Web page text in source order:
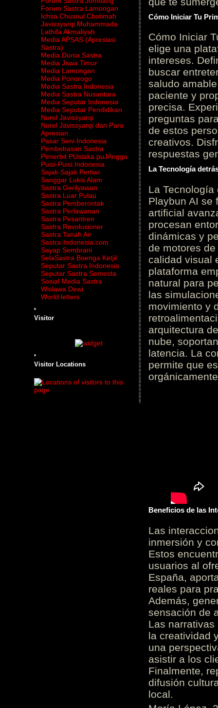
Forum Sastra Lamongan
Ichsa Chusnul Chotimah
Javissyarqi Muhammada
Lathifa Akmaliyah
Media APSAS (Apresiasi
Sastra)
Media Dunia Sastra
Media Jawa Timur
Media Lamongan
Media Ponorogo
Media Sastra Indonesia
Media Sastra Nusantara
Media Seputar Indonesia
Media Seputar Pendidikan
Nurel Javissyarqi
Nurel Javissyarqi dan Para
Apresian
Pasar Seni Indonesia
Pembebasan Sastra
Penerbit PUstaka puJAngga
Puisi-Puisi Indonesia
Sajak-Sajak Pertiwi
Sanggar Lukis Alam
Sastra Gerilyawan
Sastra Luar Pulau
Sastra Pemberontak
Sastra Perlawanan
Sastra Pesantren
Sastra Revolusioner
Sastra Tanah Air
Sastra-Indonesia.com
Sayap Sembrani
SelaSastra Boenga Ketjil
Seputar Sastra Indonesia
Seputar Sastra Semesta
Sosial Media Sastra
Wislawa Dewi
World letters
Visitor
Visitor Locations
Cómo Iniciar Tu
Cómo Iniciar
elige una
intereses.
buscar
saludo
paciente y
precisa.
preguntas
de estos
creativos.
respuestas
La Tecnología
La
Playbun AI se
artificial
procesan
dinámicas y
de motores
calidad visual
plataforma
natural para
las
movimiento y
arquitectura
nube,
latencia. La
permite que
Beneficios de las
Las
inmersión y
Estos
usuarios al
España,
reales para
Además,
sensación de
Las
la creatividad
una
asistir a los
Finalmente,
difusión
local.